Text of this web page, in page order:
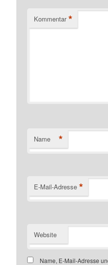
Kommentar *
Name *
E-Mail-Adresse *
Website
Name, E-Mail-Adresse